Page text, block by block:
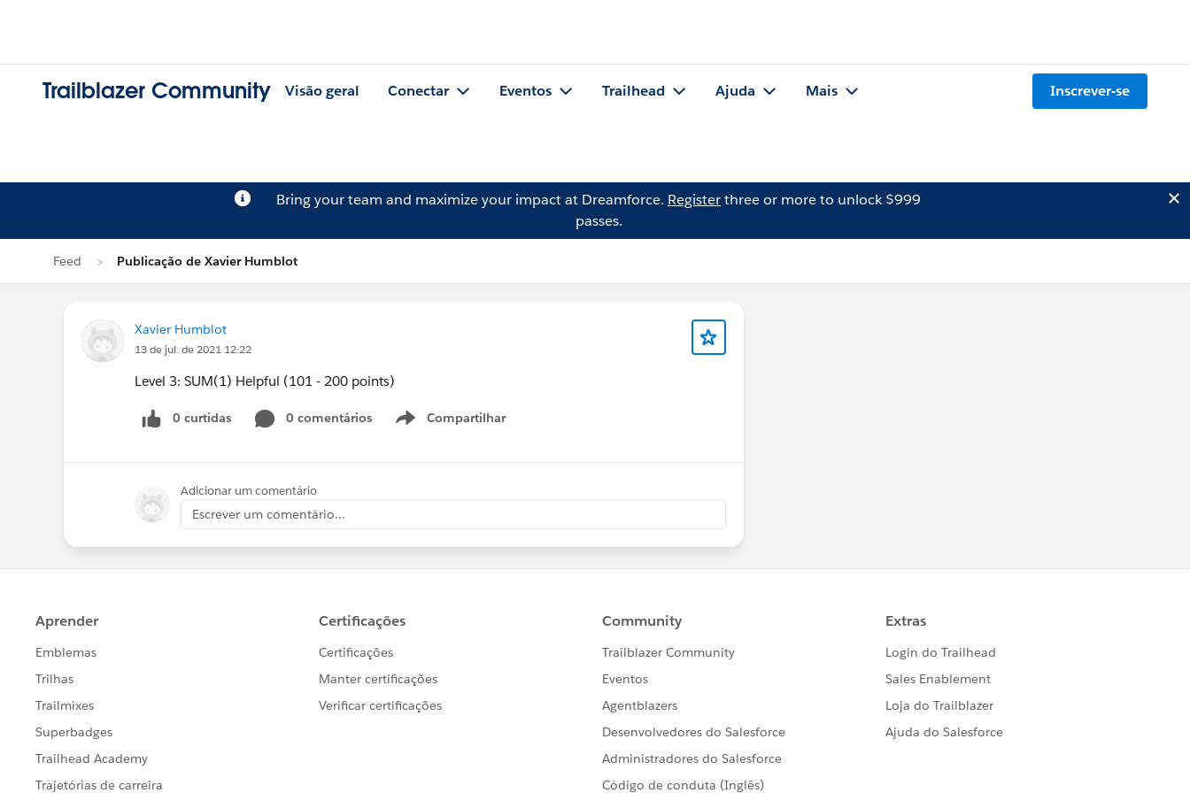
Trailblazer Community Visão geral Conectar Eventos Trailhead Ajuda Mais Inscrever-se
Bring your team and maximize your impact at Dreamforce. Registerthree or more to unlock $999
passes.
Feed Publicação de Xavier Humblot
Xavier Humblot
13 de jul. de 2021 12:22
Level 3: SUM(1) Helpful (101 - 200 points)
0 curtidas 0 comentários Compartilhar
Show menu
Adicionar um comentário
Escrever um comentário...